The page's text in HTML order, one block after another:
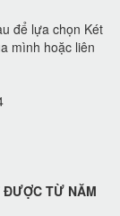
để lựa chọn Két
mình hoặc liên
ĐƯỢC TỪ NĂM